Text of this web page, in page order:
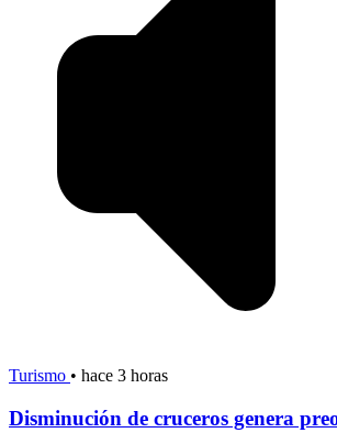
Turismo • hace 3 horas
Disminución de cruceros genera